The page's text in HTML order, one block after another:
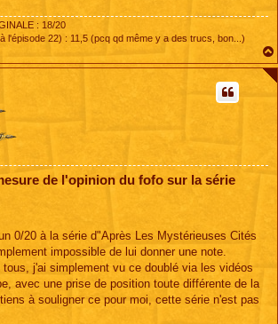
: 18/20
l'épisode 22) : 11,5 (pcq qd même y a des trucs, bon...)
de l'opinion du fofo sur la série
0/20 à la série d"Après Les Mystérieuses Cités
impossible de lui donner une note.
j'ai simplement vu ce doublé via les vidéos
avec une prise de position toute différente de la
à souligner ce pour moi, cette série n'est pas